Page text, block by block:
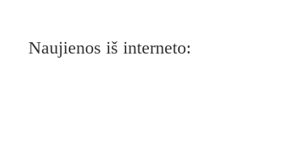
Naujienos iš interneto: